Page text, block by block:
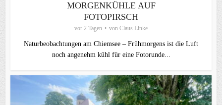
MORGENKÜHLE AUF
FOTOPIRSCH
vor 2 Tagen von Claus Linke
Naturbeobachtungen am Chiemsee – Frühmorgens ist die Luft
noch angenehm kühl für eine Fotorunde...